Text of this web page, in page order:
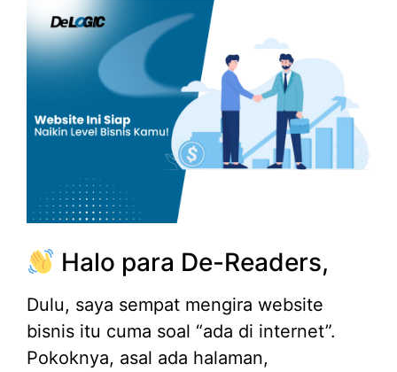
Halo para De-Readers,
Dulu, saya sempat mengira website
bisnis itu cuma soal “ada di internet”.
Pokoknya, asal ada halaman,